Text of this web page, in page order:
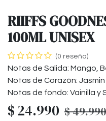
RIIFFS
100ML UNISEX
(0 reseña)
Notas de Salida: Mango,
Notas de Corazón: Jasmin
Notas de fondo: Vainilla y
$ 24.990 $49.990